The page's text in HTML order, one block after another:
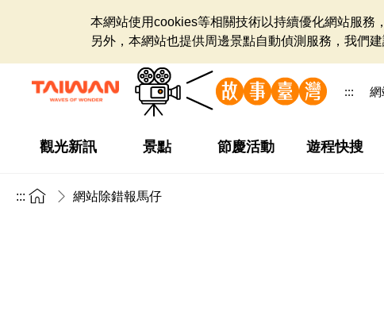
本網站使用cookies等相關技術以持續優化網站服務
另外，本網站也提供周邊景點自動偵測服務，我們
::: 網
觀光新訊 景點 節慶活動 遊程快搜
::: 網站除錯報馬仔